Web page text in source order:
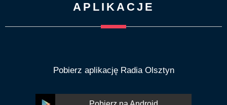
APLIKACJE
Pobierz aplikację Radia Olsztyn